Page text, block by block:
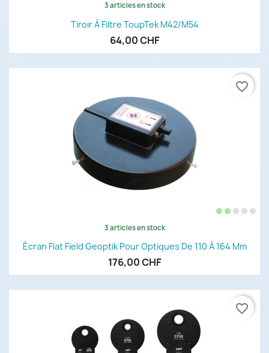
3 articles en stock
Tiroir À Filtre ToupTek M42/M54
64,00 CHF
3 articles en stock
Écran Flat Field Geoptik Pour Optiques De 110 À 164 Mm
176,00 CHF
favorite_border
favorite_border